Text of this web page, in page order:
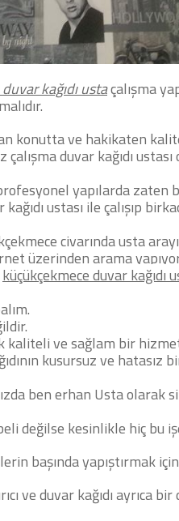
kağıdı ustaçalışma
konutta ve hakikaten
duvar kağıdı ustası
yapılarda
ustası ile çalışıp
civarında usta
üzerinden arama
küçükçekmece duvar kağıdı
kaliteli ve sağlam bir hizmet
kusursuz ve hatasız
ben erhan Usta olarak
değilse kesinlikle hiç bu
başında yapıştırmak
ve duvar kağıdı ayrıca bir